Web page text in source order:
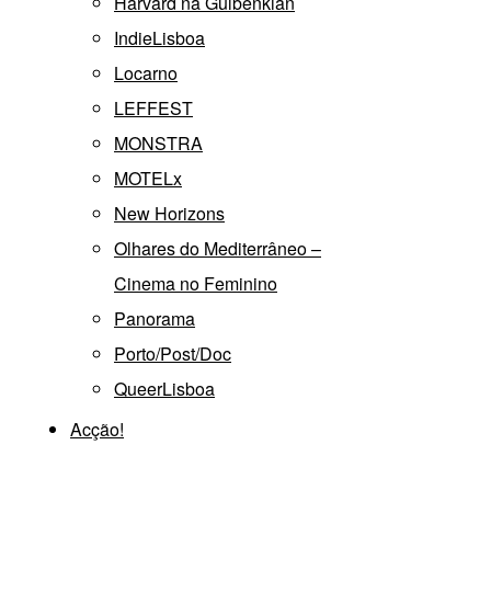
IndieLisboa
Locarno
LEFFEST
MONSTRA
MOTELx
New Horizons
Olhares do Mediterrâneo –
Cinema no Feminino
Panorama
Porto/Post/Doc
QueerLisboa
Acção!